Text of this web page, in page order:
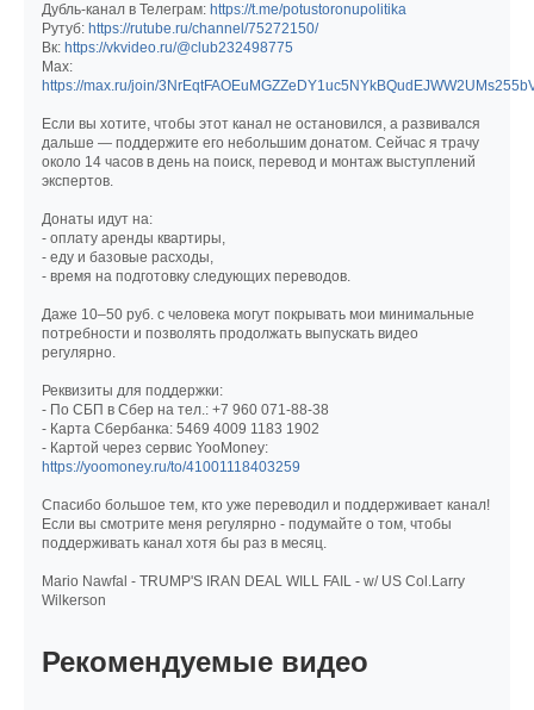
Дубль-канал в Телеграм: https://t.me/potustoronupolitika
Рутуб: https://rutube.ru/channel/75272150/
Вк: https://vkvideo.ru/@club232498775
Max:
https://max.ru/join/
Если вы хотите, чтобы этот канал не остановился, а развивался
дальше — поддержите его небольшим донатом. Сейчас я трачу
около 14 часов в день на поиск, перевод и монтаж выступлений
экспертов.
Донаты идут на:
- оплату аренды квартиры,
- еду и базовые расходы,
- время на подготовку следующих переводов.
Даже 10–50 руб. с человека могут покрывать мои минимальные
потребности и позволять продолжать выпускать видео
регулярно.
Реквизиты для поддержки:
- По СБП в Сбер на тел.: +7 960 071-88-38
- Карта Сбербанка: 5469 4009 1183 1902
- Картой через сервис YooMoney:
https://yoomoney.ru/to/41001118403259
Спасибо большое тем, кто уже переводил и поддерживает канал!
Если вы смотрите меня регулярно - подумайте о том, чтобы
поддерживать канал хотя бы раз в месяц.
Mario Nawfal - TRUMP'S IRAN DEAL WILL FAIL - w/ US Col.Larry
Wilkerson
Рекомендуемые видео